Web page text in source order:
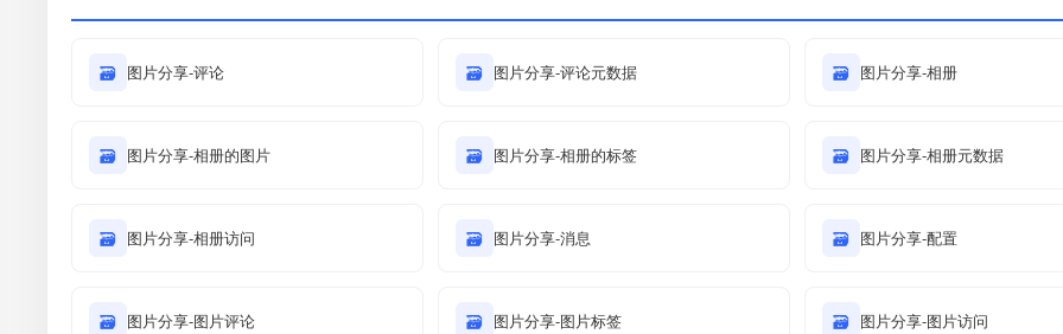
🗃 图片分享-评论 🗃 图片分享-评论元数据 🗃 图片分享-相册
🗃 图片分享-相册的图片 🗃 图片分享-相册的标签 🗃 图片分享-相册元数据
🗃 图片分享-相册访问 🗃 图片分享-消息 🗃 图片分享-配置
🗃 图片分享-图片评论 🗃 图片分享-图片标签 🗃 图片分享-图片访问